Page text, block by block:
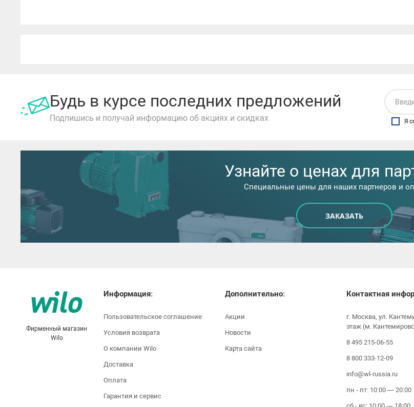
Будь в курсе последних предложений
Подпишись и получай информацию об акциях и скидках Я
Узнайте о ценах для
Специальные цены для наших партнеров и
ЗАКАЗАТЬ
Фирменный магазин
Wilo
Информация:
Пользовательское соглашение
Условия возврата
О компании Wilo
Доставка
Оплата
Гарантия и сервис
Дополнительно:
Акции
Новости
Карта сайта
Контактная
г. Москва, ул.
этаж (м.
8 495 215-06-55
8 800 333-12-09
info@wl-russia.ru
пн - пт: 10:00 — 20:00